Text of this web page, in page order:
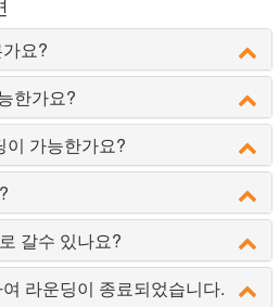
요?
한가요?
이 가능한가요?
갈수 있나요?
라운딩이 종료되었습니다.